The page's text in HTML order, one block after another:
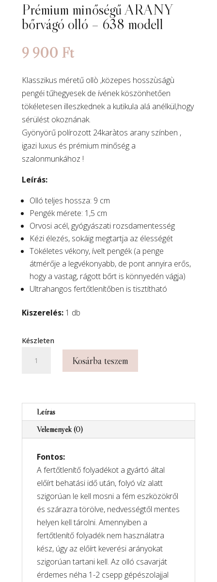
Prémium minőségű ARANY
bőrvágó olló – 638 modell
9 900 Ft
Klasszikus méretű ollò ,közepes hosszùságù
pengéi tűhegyesek de ívének köszönhetően
tökéletesen illeszkednek a kutikula alá anélkül,hogy
sérülést okoznának.
Gyönyörű polírozott 24karàtos arany színben ,
igazi luxus és prémium minőség a
szalonmunkához !
Leírás:
Olló teljes hossza: 9 cm
Pengék mérete: 1,5 cm
Orvosi acél, gyógyászati rozsdamentesség
Kézi élezés, sokáig megtartja az élességét
Tökéletes vékony, ívelt pengék (a penge
átmérője a legvékonyabb, de pont annyira erős,
hogy a vastag, rágott bőrt is könnyedén vágja)
Ultrahangos fertőtlenítőben is tisztítható
Kiszerelés:1 db
Készleten
minőségű
olló
-
mennyiség
Kosárba teszem
Leírás
Vélemények (0)
Fontos:
A fertőtlenítő folyadékot a gyártó által
előírt behatási idő után, folyó víz alatt
szigorúan le kell mosni a fém eszközökről
és szárazra törölve, nedvességtől mentes
helyen kell tárolni. Amennyiben a
fertőtlenítő folyadék nem használatra
kész, úgy az előírt keverési arányokat
szigorúan tartani kell. Az olló csavarját
érdemes néha 1-2 csepp gépészolajjal